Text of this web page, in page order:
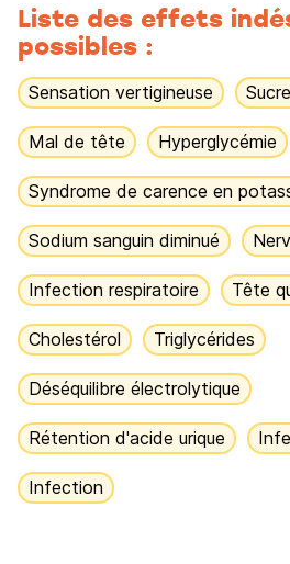
Liste des effets
possibles :
Sensation vertigineuse
Mal de tête Hyperglycémie
Syndrome de carence en
Sodium sanguin diminué
Infection respiratoire Tête
Cholestérol Triglycérides
Déséquilibre électrolytique
Rétention d'acide urique
Infection